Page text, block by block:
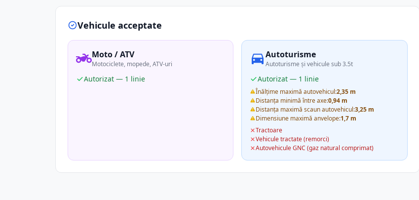
Vehicule acceptate
Moto / ATV
Motociclete, mopede, ATV-uri
Autorizat — 1 linie
Autoturisme
Autoturisme și vehicule sub 3.5t
Autorizat — 1 linie
Înălțime maximă autovehicul:2,35 m
Distanța minimă între axe:0,94 m
Distanța maximă scaun autovehicul:3,25 m
Dimensiune maximă anvelope:1,7 m
Tractoare
Vehicule tractate (remorci)
Autovehicule GNC (gaz natural comprimat)